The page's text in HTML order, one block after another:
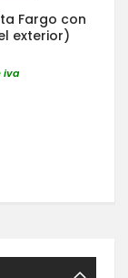
Fargo con
exterior)
iva